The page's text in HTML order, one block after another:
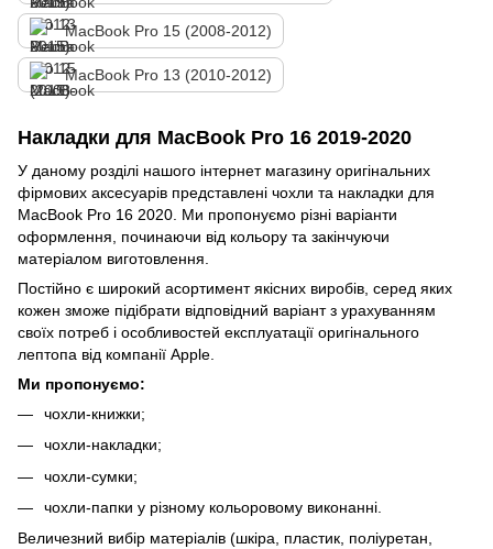
MacBook Pro 15 (2008-2012)
MacBook Pro 13 (2010-2012)
Накладки для MacBook Pro 16 2019-2020
У даному розділі нашого інтернет магазину оригінальних
фірмових аксесуарів представлені чохли та накладки для
MacBook Pro 16 2020. Ми пропонуємо різні варіанти
оформлення, починаючи від кольору та закінчуючи
матеріалом виготовлення.
Постійно є широкий асортимент якісних виробів, серед яких
кожен зможе підібрати відповідний варіант з урахуванням
своїх потреб і особливостей експлуатації оригінального
лептопа від компанії Apple.
Ми пропонуємо:
чохли-книжки;
чохли-накладки;
чохли-сумки;
чохли-папки у різному кольоровому виконанні.
Величезний вибір матеріалів (шкіра, пластик, поліуретан,